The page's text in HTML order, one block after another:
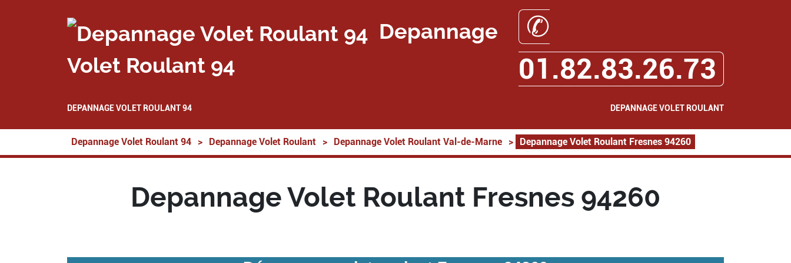
Depannage
Volet Roulant 94
✆
01.82.83.26.73
DEPANNAGE VOLET ROULANT 94 DEPANNAGE VOLET ROULANT
Depannage Volet Roulant 94 > Depannage Volet Roulant > Depannage Volet Roulant Val-de-Marne > Depannage Volet Roulant Fresnes 94260
Depannage Volet Roulant Fresnes 94260